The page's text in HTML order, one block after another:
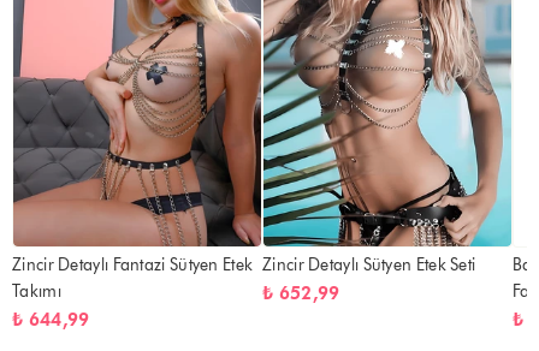
Zincir Detaylı Fantazi Sütyen Etek
Takımı
₺ 644,99
Zincir Detaylı Sütyen Etek Seti
₺ 652,99
₺